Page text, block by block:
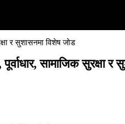
र सुशासनमा विशेष जोड
सामाजिक सुरक्षा र